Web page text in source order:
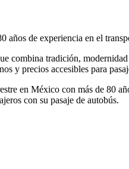
de experiencia en el
combina tradición,
y precios accesibles para
en México con más de 80
con su pasaje de autobús.